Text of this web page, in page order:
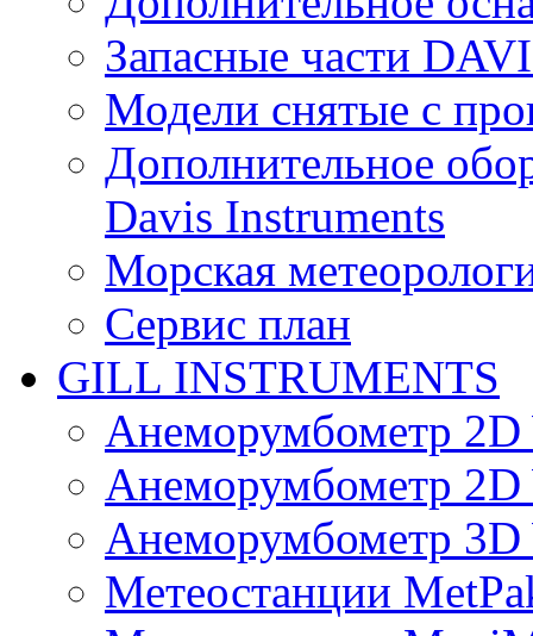
Запасные части
Модели снятые с
Дополнительное
Davis Instruments
Морская
Сервис план
GILL INSTRUMENTS
Анеморумбометр 2D
Анеморумбометр 2D
Анеморумбометр 3D
Метеостанции